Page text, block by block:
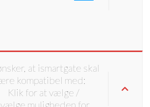
at ismartgate skal
kompatibel med: